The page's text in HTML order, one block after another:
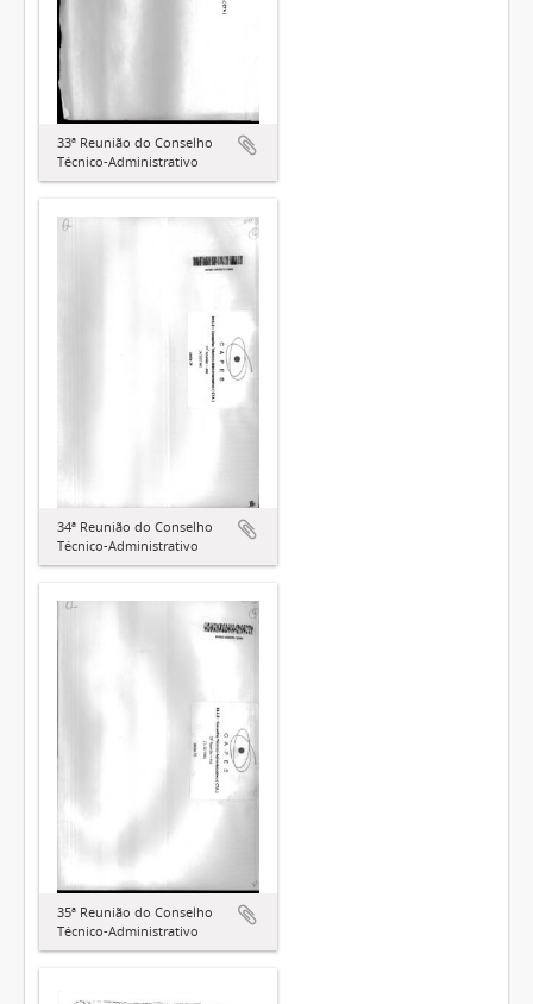
33ª Reunião do Conselho
Técnico-Administrativo
34ª Reunião do Conselho
Técnico-Administrativo
35ª Reunião do Conselho
Técnico-Administrativo